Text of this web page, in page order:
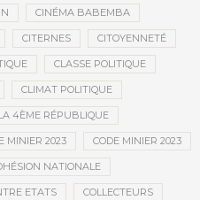
CINÉMA BABEMBA
CITERNES CITOYENNETÉ
CLASSE POLITIQUE
CLIMAT POLITIQUE
4ÈME RÉPUBLIQUE
MINIER 2023 CODE MINIER 2023
NATIONALE
ETATS COLLECTEURS